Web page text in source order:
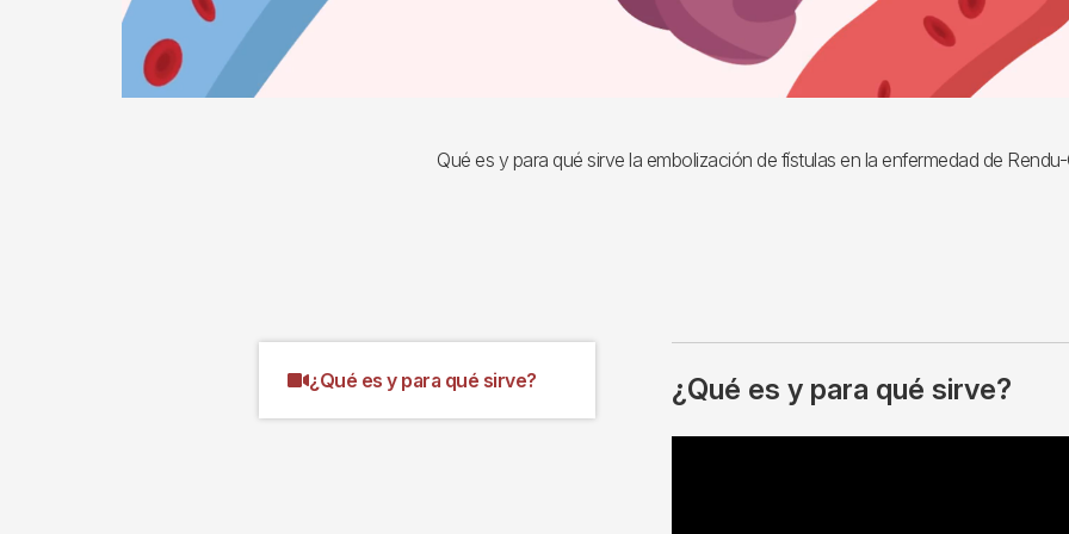
Qué es y para qué sirve la embolización de fístulas en la enfermedad de Rendu-
¿Qué es y para qué sirve? ¿Qué es y para qué sirve?